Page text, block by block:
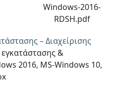
Windows-2016-
RDSH.pdf
– Διαχείρισης
&
2016, MS-Windows 10,